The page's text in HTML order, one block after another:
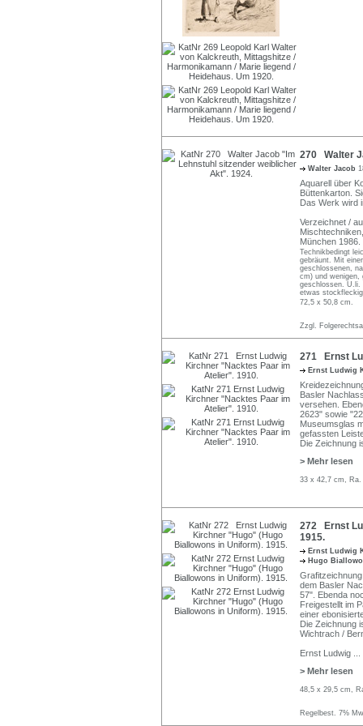
270 Walter
Walter Jacob
Aquarell über
Büttenkarton.
Das Werk wird
Verzeichnet /
München
Technikbedingt
gebräunt. Mit
geschlossenen,
cm) und wenigen,
geschlossen. U.li.
etwas
72,5 x 50,8 cm.
Zzgl.
271 Ernst
Ernst Ludwig
Basler
versehen.
2623" sowie
Museumsglas
gefassten
Die Zeichnung
> Mehr lesen
33 x 42,7 cm,
272 Ernst
1915.
Ernst Ludwig
Hugo
dem Basler
57". Ebenda
Freigestellt im
einer
Die Zeichnung
Wichtrach /
Ernst Ludwig
> Mehr lesen
48,5 x 29,5 cm,
Regelbest. 7%